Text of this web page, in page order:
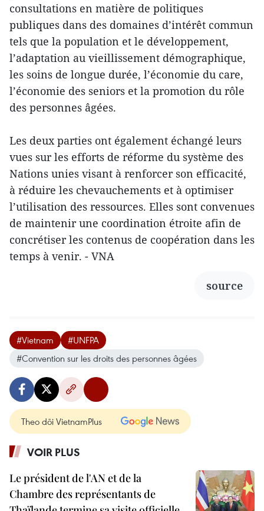
consultations en matière de politiques
publiques dans des domaines d’intérêt commun
tels que la population et le développement,
l’adaptation au vieillissement démographique,
les soins de longue durée, l’économie du care,
l’économie des seniors et la promotion du rôle
des personnes âgées.
Les deux parties ont également échangé leurs
vues sur les efforts de réforme du système des
Nations unies visant à renforcer son efficacité,
à réduire les chevauchements et à optimiser
l’utilisation des ressources. Elles sont convenues
de maintenir une coordination étroite afin de
concrétiser les contenus de coopération dans les
temps à venir. - VNA
source
#Vietnam
#UNFPA
#Convention sur les droits des personnes âgées
Theo dõi VietnamPlus
VOIR PLUS
Le président de l'AN et de la
Chambre des représentants de